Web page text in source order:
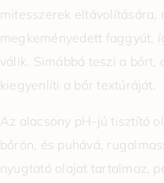
mitesszerek eltávolítására,
megkeményedett faggyút,
válik. Simábbá teszi a bőrt,
kiegyenlíti a bőr textúráját.
Az alacsony pH-jú tisztító
bőrön, és puhává,
nyugtató olajat tartalmaz,